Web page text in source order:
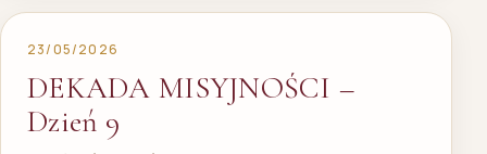
23/05/2026
DEKADA MISYJNOŚCI –
Dzień 9